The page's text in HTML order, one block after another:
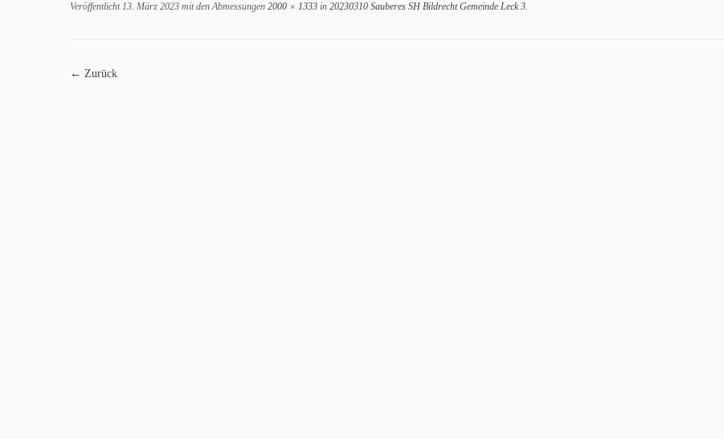
Veröffentlicht 13. März 2023 mit den Abmessungen 2000 × 1333 in 20230310 Sauberes SH Bildrecht Gemeinde Leck 3.
← Zurück